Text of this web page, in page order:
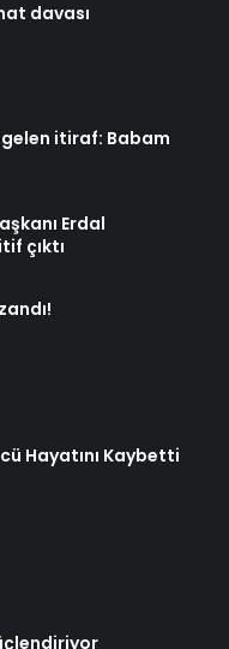
davası
gelen itiraf: Babam
Erdal
çıktı
Hayatını Kaybetti